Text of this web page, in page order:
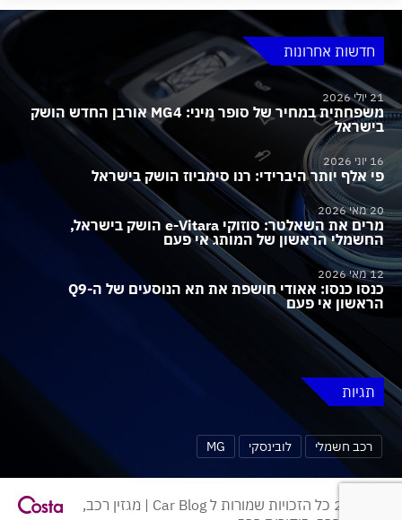
חדשות אחרונות
21 יולי 2026
משפחתית במחיר של סופר מיני: MG4 אורבן החדש הושק
בישראל
16 יוני 2026
פי אלף יותר היברידי: רנו סימביוז הושק בישראל
20 מאי 2026
מרים את השאלטר: סוזוקי e-Vitara הושק בישראל,
החשמלי הראשון של המותג אי פעם
12 מאי 2026
כנסו כנסו: אאודי חושפת את תא הנוסעים של ה-Q9
הראשון אי פעם
תגיות
רכב חשמלי לובינסקי MG
© 2026 כל הזכויות שמורות ל Car Blog | מגזין רכב,